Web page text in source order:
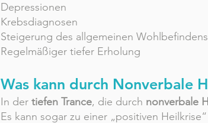
Depressionen
Krebsdiagnosen
Steigerung des allgemeinen Wohlbefindens
Regelmäßiger tiefer Erholung
Was kann durch Nonverbale
In der tiefen Trance, die durch nonverbale
Es kann sogar zu einer „positiven